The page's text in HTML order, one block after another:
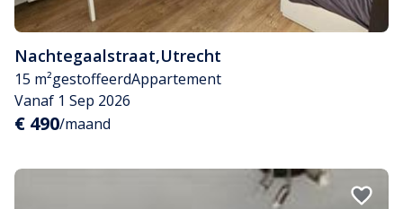
Nachtegaalstraat,Utrecht
15 m²gestoffeerdAppartement
Vanaf 1 Sep 2026
€ 490/maand